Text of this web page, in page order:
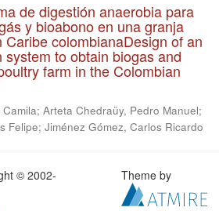
de digestión anaerobia para
y bioabono en una granja
colombianaDesign of an
to obtain biogas and
farm in the Colombian
; Arteta Chedraüy, Pedro Manuel;
Felipe; Jiménez Gómez, Carlos Ricardo
© 2002-
Theme by